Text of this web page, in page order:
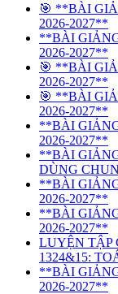
🎯 **BÀI
2026-2027**
**BÀI
2026-2027**
🎯 **BÀI
2026-2027**
🎯 **BÀI
2026-2027**
**BÀI
2026-2027**
**BÀI
DÙNG
**BÀI
2026-2027**
**BÀI
2026-2027**
LUYỆN TẬP
1324&15:
**BÀI
2026-2027**